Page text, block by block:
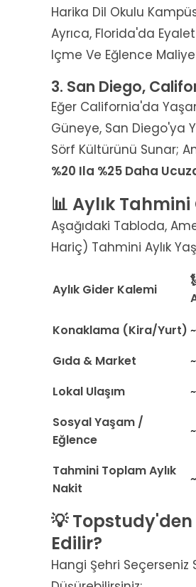
Harika Dil Okulu
Ayrıca, Florida'da
Içme Ve Eğlence
3. San Diego,
Eğer California'da
Güneye, San Diego'ya
Sörf Kültürünü Sunar;
%20 Ila %25 Daha
📊 Aylık
Aşağıdaki Tabloda,
Hariç) Tahmini Aylık
Aylık Gider Kalemi
Konaklama (Kira/Yurt)
Gıda & Market
Lokal Ulaşım
Sosyal Yaşam /
Eğlence
Tahmini Toplam Aylık
Nakit
💡
Edilir?
Hangi Şehri Seçerseniz